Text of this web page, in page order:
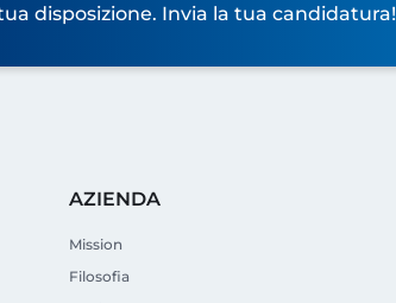
disposizione. Invia la tua candidatura!
AZIENDA
Mission
Filosofia